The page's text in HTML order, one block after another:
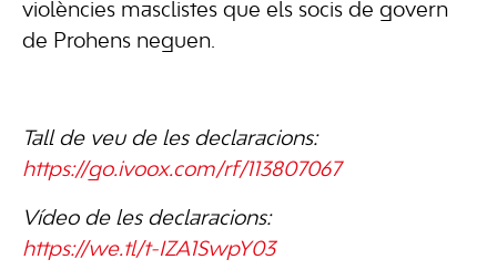
violències masclistes que els socis de govern
de Prohens neguen.
Tall de veu de les declaracions:
https://go.ivoox.com/rf/113807067
Vídeo de les declaracions:
https://we.tl/t-IZA1SwpY03